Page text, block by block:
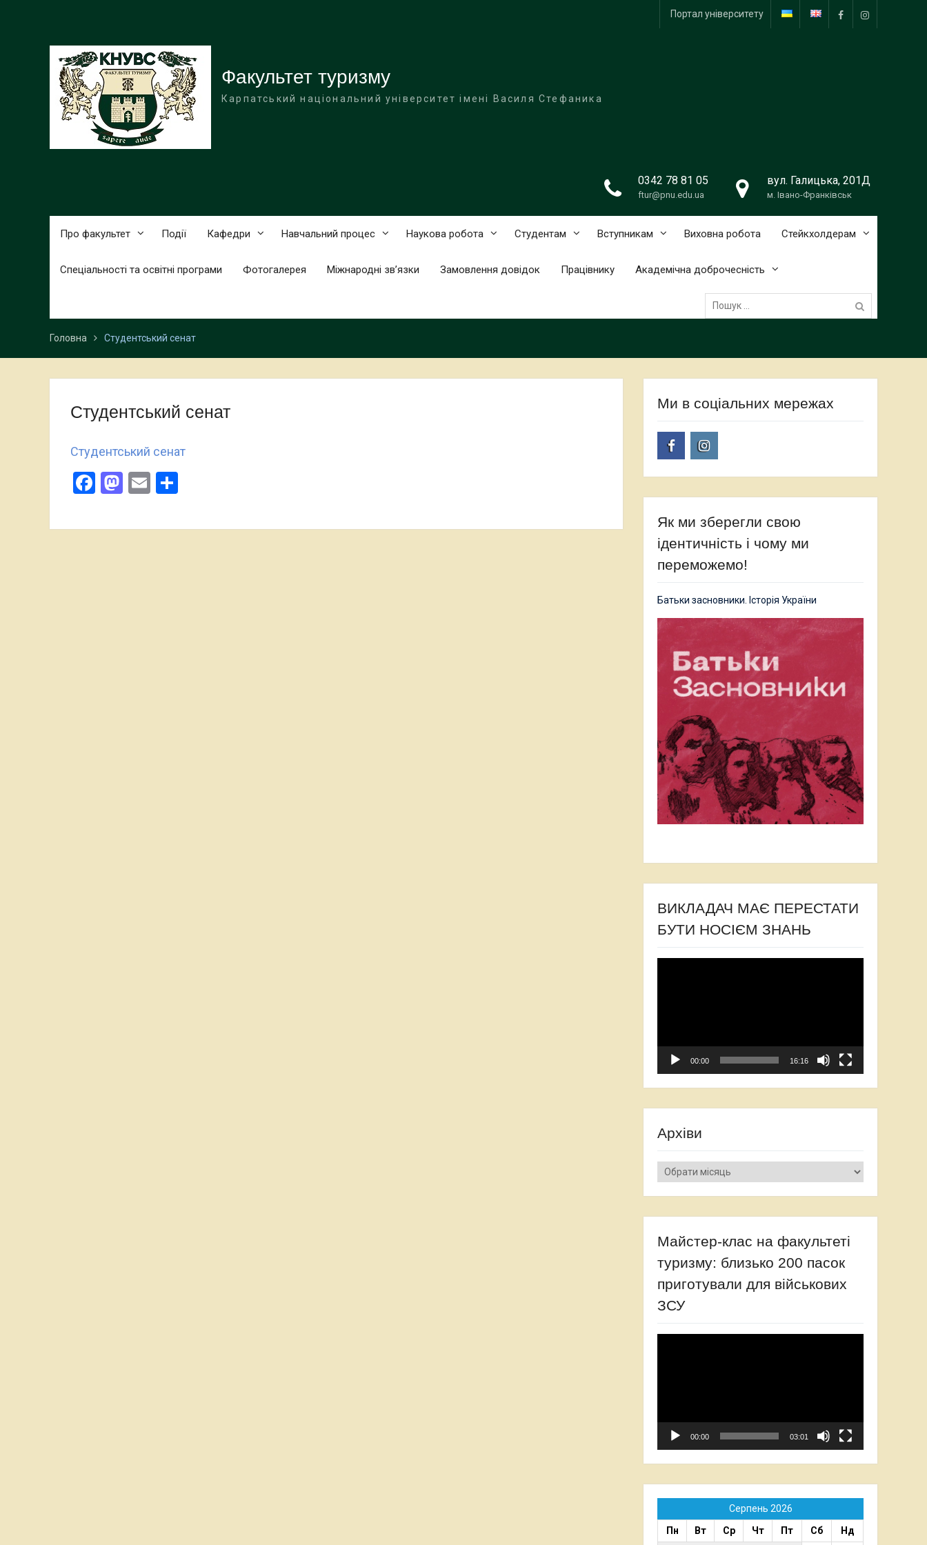
FacebookInstagram
Портал університету
Факультет туризму
Карпатський національний університет імені Василя Стефаника
0342 78 81 05
ftur@pnu.edu.ua
вул. Галицька, 201Д
м. Івано-Франківськ
Про факультет Події Кафедри Навчальний процес Наукова робота Студентам Вступникам Виховна робота Стейкхолдерам
Спеціальності та освітні програми Фотогалерея Міжнародні зв’язки Замовлення довідок Працівнику Академічна доброчесність
Пошук:
Головна Студентський сенат
Студентський сенат
Студентський сенат
Facebook
Mastodon
Email
Ми в соціальних мережах
Як ми зберегли свою
ідентичність і чому ми
переможемо!
Батьки засновники. Історія України
ВИКЛАДАЧ МАЄ ПЕРЕСТАТИ
БУТИ НОСІЄМ ЗНАНЬ
00:00 16:16
Архіви
Архіви
Майстер-клас на факультеті
туризму: близько 200 пасок
приготували для військових
ЗСУ
00:00 03:01
Серпень 2026
Пн
Вт Ср Чт Пт Сб Нд